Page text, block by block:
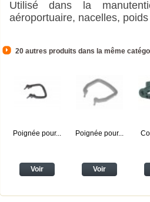
Utilisé dans la
aéroportuaire, nacelles,
20 autres produits dans la même
Poignée pour...
Voir
Poignée pour...
Voir